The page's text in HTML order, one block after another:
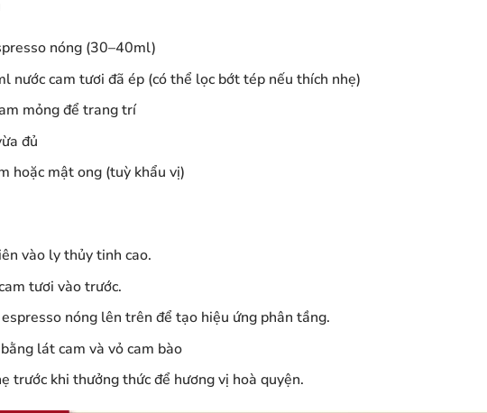
nóng (30–40ml)
nước cam tươi đã ép (có thể lọc bớt tép nếu thích nhẹ)
mỏng để trang trí
đủ
hoặc mật ong (tuỳ khẩu vị)
vào ly thủy tinh cao.
tươi vào trước.
nóng lên trên để tạo hiệu ứng phân tầng.
lát cam và vỏ cam bào
trước khi thưởng thức để hương vị hoà quyện.